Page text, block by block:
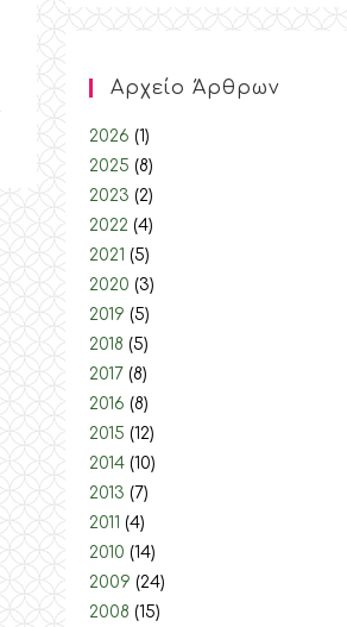
Αρχείο Άρθρων
2026 (1)
2025 (8)
2023 (2)
2022 (4)
2021 (5)
2020 (3)
2019 (5)
2018 (5)
2017 (8)
2016 (8)
2015 (12)
2014 (10)
2013 (7)
2011 (4)
2010 (14)
2009 (24)
2008 (15)